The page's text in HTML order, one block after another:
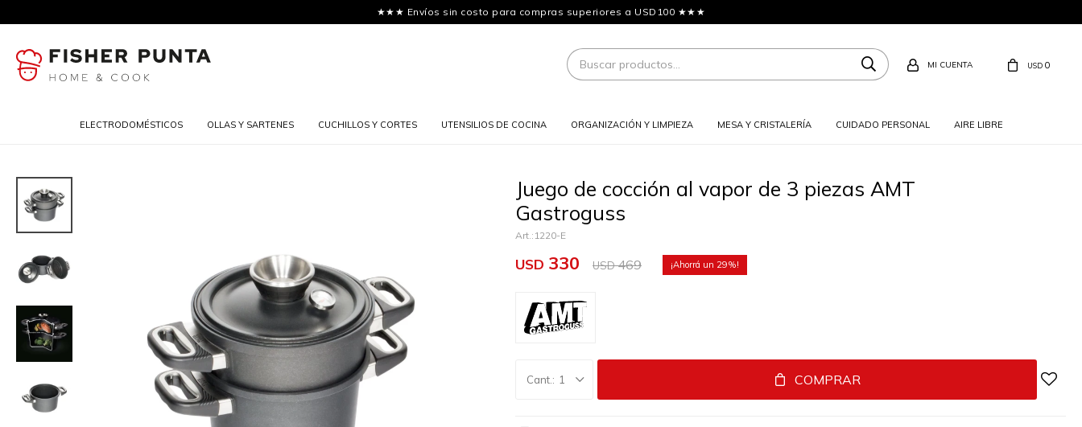
★★★ Envíos sin costo para compras superiores a USD100 ★★★
ELECTRODOMÉSTICOS OLLAS Y SARTENES CUCHILLOS Y CORTES UTENSILIOS DE COCINA ORGANIZACIÓN Y LIMPIEZA MESA Y CRISTALERÍA CUIDADO PERSONAL AIRE LIBRE
USD 0
Juego de cocción al vapor de 3 piezas AMT
Gastroguss
1220-E
USD 330 USD469 29
1 COMPRAR